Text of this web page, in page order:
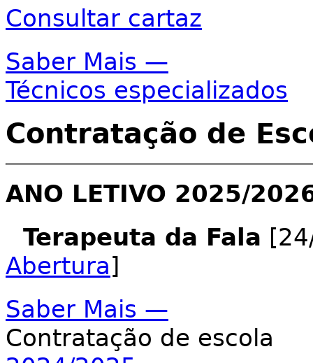
Consultar cartaz
Saber Mais —
Técnicos especializados
Contratação de
ANO LETIVO 2025/
Terapeuta da Fala
Abertura]
Saber Mais —
Contratação de escola